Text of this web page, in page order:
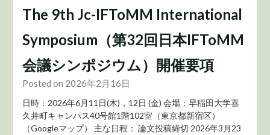
The 9th Jc-IFToMM International
Symposium（第32回日本IFToMM
会議シンポジウム）開催要項
Posted on 2026年2月16日
日時：2026年6月11日(木)，12日 (金) 会場：早稲田大学喜
久井町キャンパス40号館1階102室（東京都新宿区）
（Googleマップ） 主な日程： 論文投稿締切 2026年3月23